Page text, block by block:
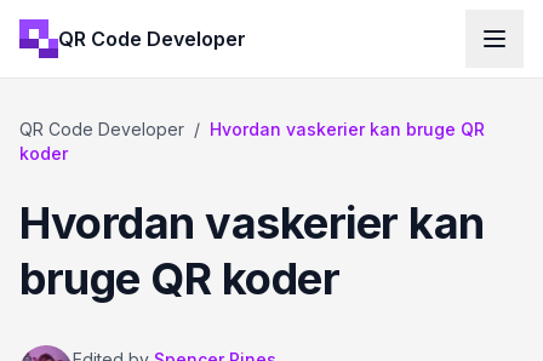
QR Code Developer
QR Code Developer / Hvordan vaskerier kan bruge QR
koder
Hvordan vaskerier kan
bruge QR koder